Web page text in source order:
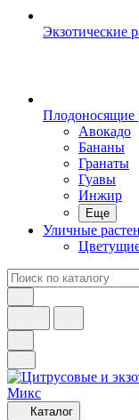
Экзотические
Плодоносящие
Авокадо
Бананы
Гранаты
Гуавы
Инжир
Еще
Уличные
Каталог